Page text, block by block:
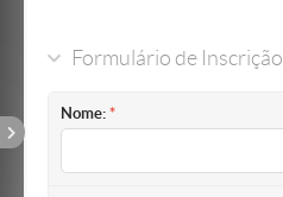
Formulário de Inscrição
Nome: